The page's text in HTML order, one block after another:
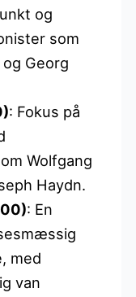
og
som
Georg
: Fokus på
Wolfgang
Haydn.
: En
med
van